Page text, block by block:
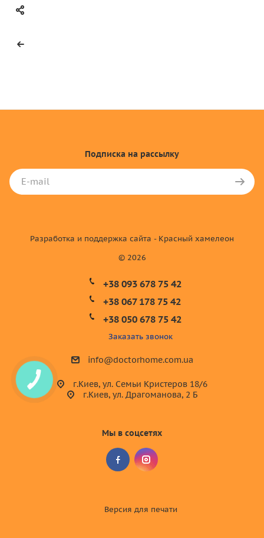
Подписка на рассылку
© 2026
Разработка и поддержка сайта - Красный хамелеон
+38 093 678 75 42
+38 067 178 75 42
+38 050 678 75 42
Заказать звонок
info@doctorhome.com.ua
г.Киев, ул. Семьи Кристеров 18/6
г.Киев, ул. Драгоманова, 2 Б
Мы в соцсетях
Версия для печати